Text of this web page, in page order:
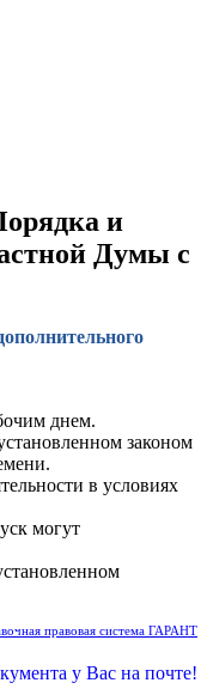
и
Думы с
днем.
законом
в условиях
могут
правовая система ГАРАНТ